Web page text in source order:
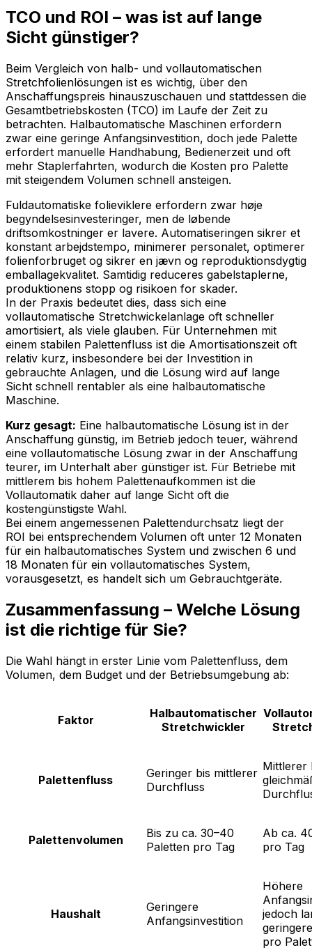
TCO und ROI – was ist auf lange
Sicht günstiger?
Beim Vergleich von halb- und vollautomatischen
Stretchfolienlösungen ist es wichtig, über den
Anschaffungspreis hinauszuschauen und stattdessen die
Gesamtbetriebskosten (TCO) im Laufe der Zeit zu
betrachten. Halbautomatische Maschinen erfordern
zwar eine geringe Anfangsinvestition, doch jede Palette
erfordert manuelle Handhabung, Bedienerzeit und oft
mehr Staplerfahrten, wodurch die Kosten pro Palette
mit steigendem Volumen schnell ansteigen.
Fuldautomatiske folieviklere erfordern zwar høje
begyndelsesinvesteringer, men de løbende
driftsomkostninger er lavere. Automatiseringen sikrer et
konstant arbejdstempo, minimerer personalet, optimerer
folienforbruget og sikrer en jævn og reproduktionsdygtig
emballagekvalitet. Samtidig reduceres gabelstaplerne,
produktionens stopp og risikoen for skader.
In der Praxis bedeutet dies, dass sich eine
vollautomatische Stretchwickelanlage oft schneller
amortisiert, als viele glauben. Für Unternehmen mit
einem stabilen Palettenfluss ist die Amortisationszeit oft
relativ kurz, insbesondere bei der Investition in
gebrauchte Anlagen, und die Lösung wird auf lange
Sicht schnell rentabler als eine halbautomatische
Maschine.
Kurz gesagt: Eine halbautomatische Lösung ist in der
Anschaffung günstig, im Betrieb jedoch teuer, während
eine vollautomatische Lösung zwar in der Anschaffung
teurer, im Unterhalt aber günstiger ist. Für Betriebe mit
mittlerem bis hohem Palettenaufkommen ist die
Vollautomatik daher auf lange Sicht oft die
kostengünstigste Wahl.
Bei einem angemessenen Palettendurchsatz liegt der
ROI bei entsprechendem Volumen oft unter 12 Monaten
für ein halbautomatisches System und zwischen 6 und
18 Monaten für ein vollautomatisches System,
vorausgesetzt, es handelt sich um Gebrauchtgeräte.
Zusammenfassung – Welche Lösung
ist die richtige für Sie?
Die Wahl hängt in erster Linie vom Palettenfluss, dem
Volumen, dem Budget und der Betriebsumgebung ab:
Faktor
Halbautomatischer
Stretchwickler
Palettenfluss
Geringer bis mittlerer
Durchfluss
Mittlerer
Palettenvolumen
Bis zu ca. 30–40
Paletten pro Tag
Ab ca.
pro Tag
Haushalt
Geringere
Anfangsinvestition
Höhere
jedoch
pro